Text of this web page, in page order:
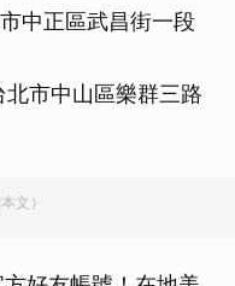
中正區武昌街一段
市中山區樂群三路
文）